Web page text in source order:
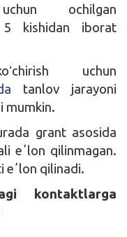
ochilgan
5 kishidan iborat
uchun
tanlov jarayoni
mumkin.
grant asosida
eʼlon qilinmagan.
eʼlon qilinadi.
kontaktlarga